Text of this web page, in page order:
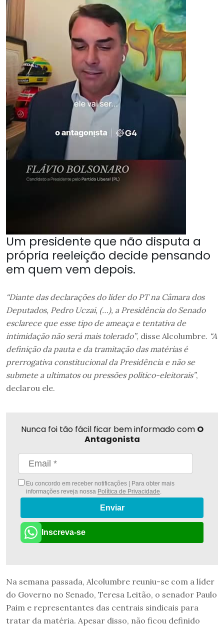
Um presidente que não disputa a
própria reeleição decide pensando
em quem vem depois.
“Diante das declarações do líder do PT na Câmara dos
Deputados, Pedro Uczai, (…), a Presidência do Senado
esclarece que esse tipo de ameaça e tentativa de
intimidação não será mais tolerado”, disse Alcolumbre. “A
definição da pauta e da tramitação das matérias é
prerrogativa constitucional da Presidência e não se
submete a ultimatos ou pressões político-eleitorais”,
declarou ele.
Nunca foi tão fácil ficar bem informado com O
Antagonista
Eu concordo em receber notificações | Para obter mais
informações reveja nossa Política de Privacidade.
Enviar
Inscreva-se
Na semana passada, Alcolumbre reuniu-se com a líder
do Governo no Senado, Teresa Leitão, o senador Paulo
Paim e representantes das centrais sindicais para
tratar da matéria. Apesar disso, não ficou definido